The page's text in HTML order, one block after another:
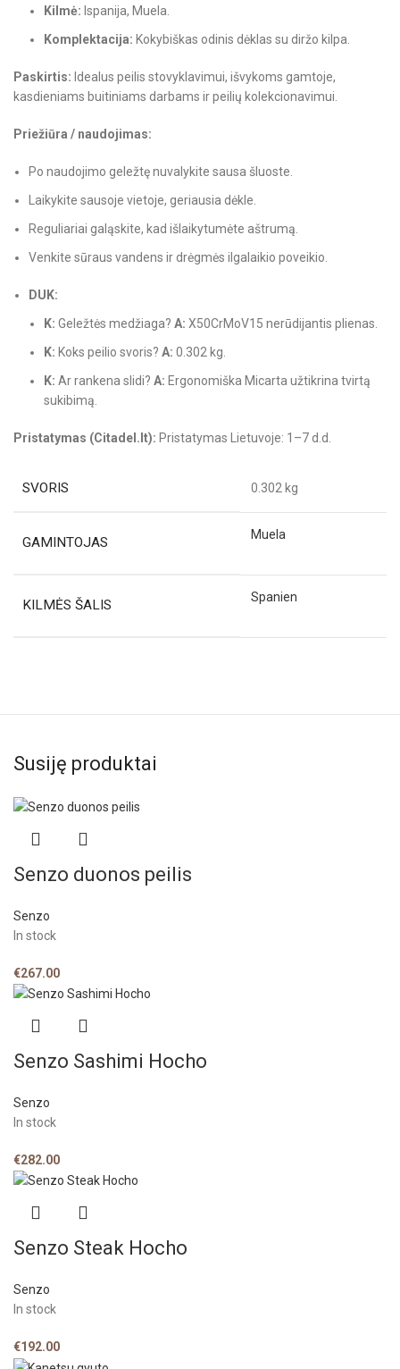
Kilmė: Ispanija, Muela.
Komplektacija: Kokybiškas odinis dėklas su diržo kilpa.
Paskirtis: Idealus peilis stovyklavimui, išvykoms gamtoje,
kasdieniams buitiniams darbams ir peilių kolekcionavimui.
Priežiūra / naudojimas:
Po naudojimo geležtę nuvalykite sausa šluoste.
Laikykite sausoje vietoje, geriausia dėkle.
Reguliariai galąskite, kad išlaikytumėte aštrumą.
Venkite sūraus vandens ir drėgmės ilgalaikio poveikio.
DUK:
K: Geležtės medžiaga? A: X50CrMoV15 nerūdijantis plienas.
K: Koks peilio svoris? A: 0.302 kg.
K: Ar rankena slidi? A: Ergonomiška Micarta užtikrina tvirtą
sukibimą.
Pristatymas (Citadel.lt): Pristatymas Lietuvoje: 1–7 d.d.
SVORIS 0.302 kg
GAMINTOJAS Muela
KILMĖS ŠALIS Spanien
Susiję produktai
Senzo duonos peilis
Senzo
In stock
€267.00
Senzo Sashimi Hocho
Senzo
In stock
€282.00
Senzo Steak Hocho
Senzo
In stock
€192.00